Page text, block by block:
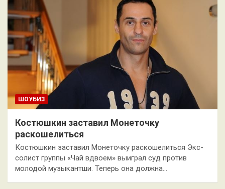
ШОУБИЗ
Костюшкин заставил Монеточку
раскошелиться
Костюшкин заставил Монеточку раскошелиться Экс-
солист группы «Чай вдвоем» выиграл суд против
молодой музыкантши. Теперь она должна…